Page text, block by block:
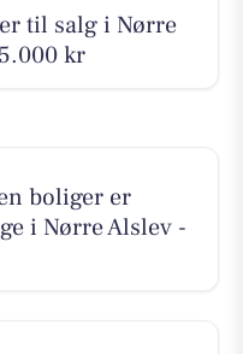
til salg i Nørre
kr
boliger er
i Nørre Alslev -